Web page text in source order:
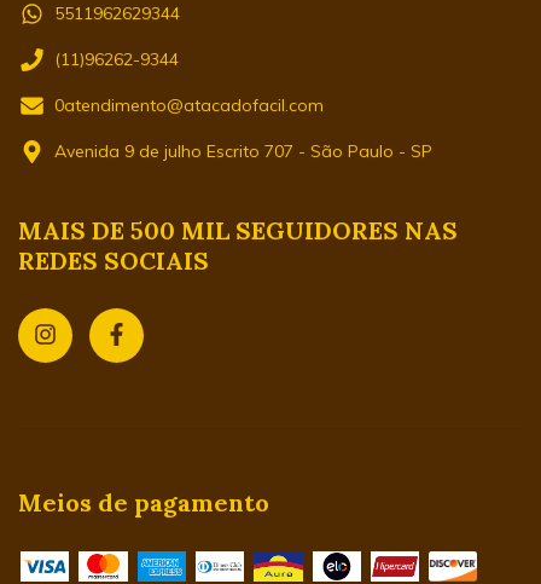
5511962629344
(11)96262-9344
0atendimento@atacadofacil.com
Avenida 9 de julho Escrito 707 - São Paulo - SP
MAIS DE 500 MIL SEGUIDORES NAS
REDES SOCIAIS
Meios de pagamento